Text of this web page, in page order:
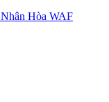
Nhân Hòa WAF